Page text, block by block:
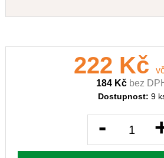
222 Kč
184 Kč bez
Dostupnost: 9
-